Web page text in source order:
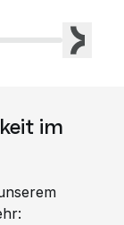
Weiter
im